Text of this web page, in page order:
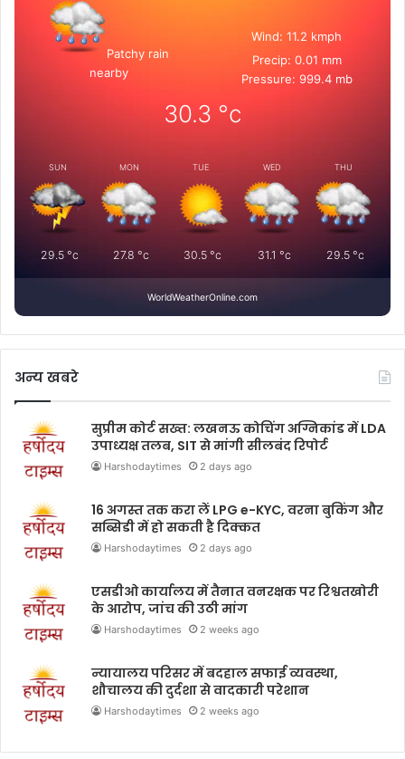
Patchy rain
nearby
Wind: 11.2 kmph
Precip: 0.01 mm
Pressure: 999.4 mb
30.3 °c
SUN
29.5°c
MON
27.8 °c
TUE
30.5°c
WED
31.1 °c
THU
29.5 °c
WorldWeatherOnline.com
अन्य खबरे
सुप्रीम कोर्ट सख्त: लखनऊ कोचिंग अग्निकांड में LDA
उपाध्यक्ष तलब, SIT से मांगी सीलबंद रिपोर्ट
Harshodaytimes 2 days ago
16 अगस्त तक करा लें LPG e-KYC, वरना बुकिंग और
सब्सिडी में हो सकती है दिक्कत
Harshodaytimes 2 days ago
एसडीओ कार्यालय में तैनात वनरक्षक पर रिश्वतखोरी
के आरोप, जांच की उठी मांग
Harshodaytimes 2 weeks ago
न्यायालय परिसर में बदहाल सफाई व्यवस्था,
शौचालय की दुर्दशा से वादकारी परेशान
Harshodaytimes 2 weeks ago